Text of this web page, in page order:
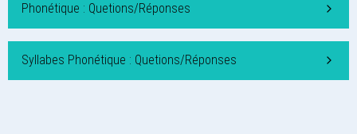
Phonétique : Quetions/Réponses
Syllabes Phonétique : Quetions/Réponses